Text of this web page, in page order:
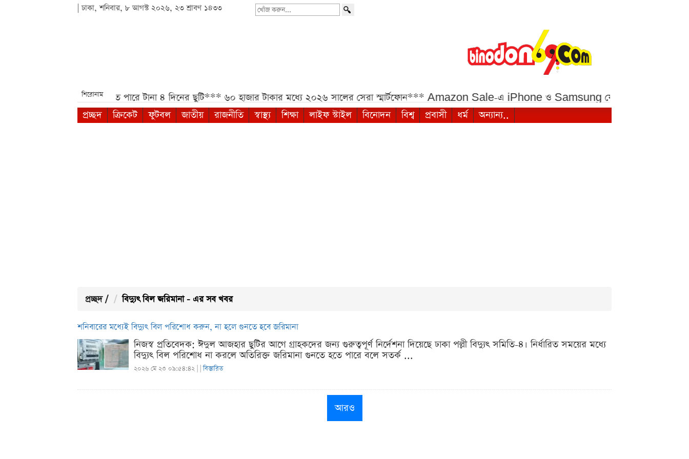
| ঢাকা, শনিবার, ৮ আগস্ট ২০২৬, ২৩ শ্রাবণ ১৪৩৩
খোঁজ
শিরোনাম
আগস্টে মিলতে পারে টানা ৪ দিনের ছুটি*** ৬০ হাজার টাকার মধ্যে ২০২৬ সালের সেরা স্মার্টফোন*** Amazon Sale-এ iPhone ও Samsung ফোনে বড় ছাড়***
প্রচ্ছদ
ক্রিকেট ফুটবল জাতীয় রাজনীতি স্বাস্থ্য শিক্ষা লাইফ স্টাইল বিনোদন বিশ্ব প্রবাসী ধর্ম অন্যান্য..
প্রচ্ছদ / বিদ্যুৎ বিল জরিমানা - এর সব খবর
শনিবারের মধ্যেই বিদ্যুৎ বিল পরিশোধ করুন, না হলে গুনতে হবে জরিমানা
নিজস্ব প্রতিবেদক: ঈদুল আজহার ছুটির আগে গ্রাহকদের জন্য গুরুত্বপূর্ণ নির্দেশনা দিয়েছে ঢাকা পল্লী বিদ্যুৎ সমিতি-৪। নির্ধারিত সময়ের মধ্যে
বিদ্যুৎ বিল পরিশোধ না করলে অতিরিক্ত জরিমানা গুনতে হতে পারে বলে সতর্ক ...
২০২৬ মে ২৩ ০৯:৫৪:৪২ | |বিস্তারিত
আরও